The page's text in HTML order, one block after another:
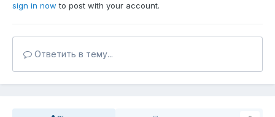
sign in now to post with your account.
Ответить в тему...